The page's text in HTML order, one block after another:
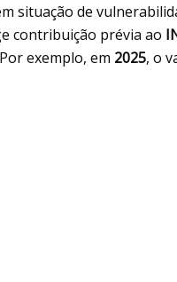
situação de
contribuição prévia ao
exemplo, em 2025, o